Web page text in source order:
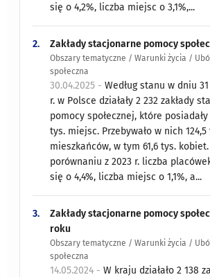
się o 4,2%, liczba miejsc o 3,1%,...
2. Zakłady stacjonarne pomocy
Obszary tematyczne / Warunki życia /
społeczna
30.04.2025 -Według stanu w dniu
r. w Polsce działały 2 232 zakłady
pomocy społecznej, które posiadały
tys. miejsc. Przebywało w nich 124,5
mieszkańców, w tym 61,6 tys. kobiet.
porównaniu z 2023 r. liczba
się o 4,4%, liczba miejsc o 1,1%, a...
3.
Zakłady stacjonarne pomocy
roku
Obszary tematyczne / Warunki życia /
społeczna
14.05.2024 -W kraju działało 2 138